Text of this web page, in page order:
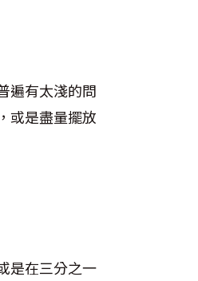
遍有太淺的問
或是盡量擺放
是在三分之一